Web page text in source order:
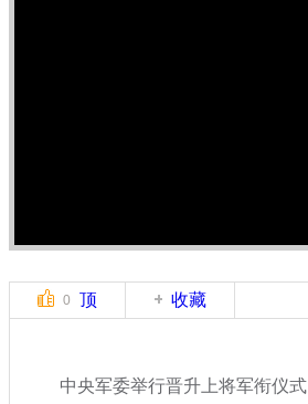
0 顶 收藏
中央军委举行晋升上将军衔仪式